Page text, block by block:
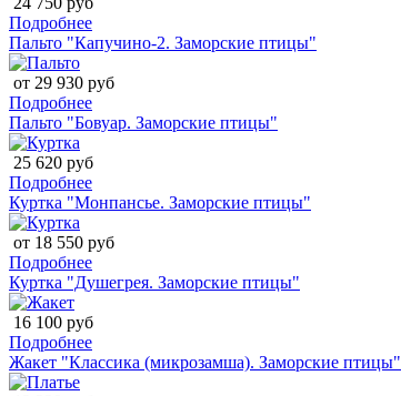
Подробнее
Пальто "Капучино-2. Заморские птицы"
от 29 930 руб
Подробнее
Пальто "Бовуар. Заморские птицы"
25 620 руб
Подробнее
Куртка "Монпансье. Заморские птицы"
от 18 550 руб
Подробнее
Куртка "Душегрея. Заморские птицы"
16 100 руб
Подробнее
Жакет "Классика (микрозамша). Заморские птицы"